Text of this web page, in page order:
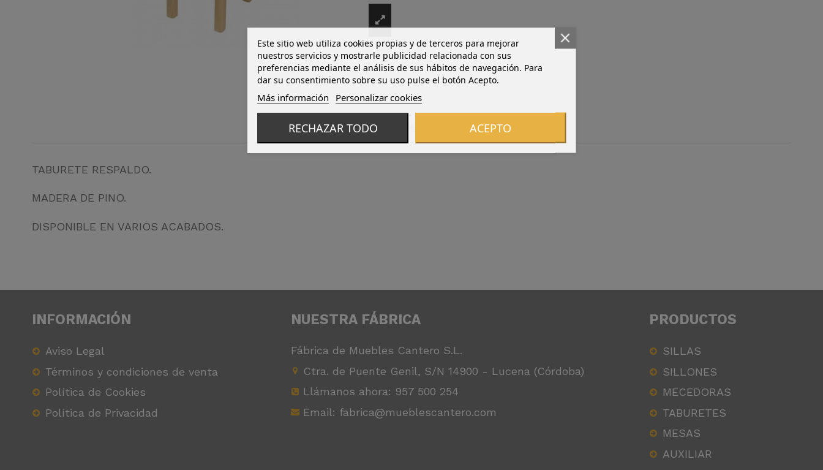
Descripción Detalles del producto Reviews
TABURETE RESPALDO.
MADERA DE PINO.
DISPONIBLE EN VARIOS ACABADOS.
INFORMACIÓN
Aviso Legal
Términos y condiciones de venta
Política de Cookies
Política de Privacidad
NUESTRA FÁBRICA
Fábrica de Muebles Cantero S.L.
Ctra. de Puente Genil, S/N 14900 - Lucena (Córdoba)
Llámanos ahora: 957 500 254
Email: fabrica@mueblescantero.com
PRODUCTOS
SILLAS
SILLONES
MECEDORAS
TABURETES
MESAS
AUXILIAR
Este sitio web utiliza cookies propias y de terceros para mejorar
nuestros servicios y mostrarle publicidad relacionada con sus
preferencias mediante el análisis de sus hábitos de navegación. Para
dar su consentimiento sobre su uso pulse el botón Acepto.
Más información Personalizar cookies
RECHAZAR TODO ACEPTO